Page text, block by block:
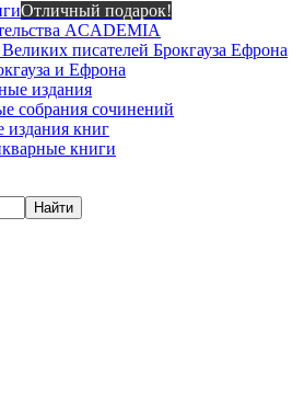
Отличный подарок!
ACADEMIA
писателей Брокгауза Ефрона
и Ефрона
издания
собрания сочинений
издания книг
книги
Найти